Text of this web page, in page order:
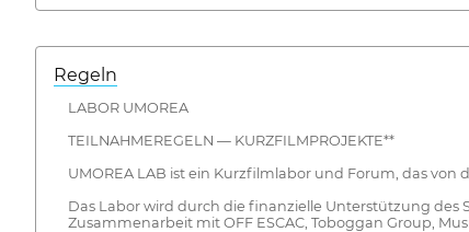
Regeln
LABOR UMOREA
TEILNAHMEREGELN — KURZFILMPROJEKTE**
UMOREA LAB ist ein Kurzfilmlabor und Forum, das von
Das Labor wird durch die finanzielle Unterstützung des
Zusammenarbeit mit OFF ESCAC, Toboggan Group,